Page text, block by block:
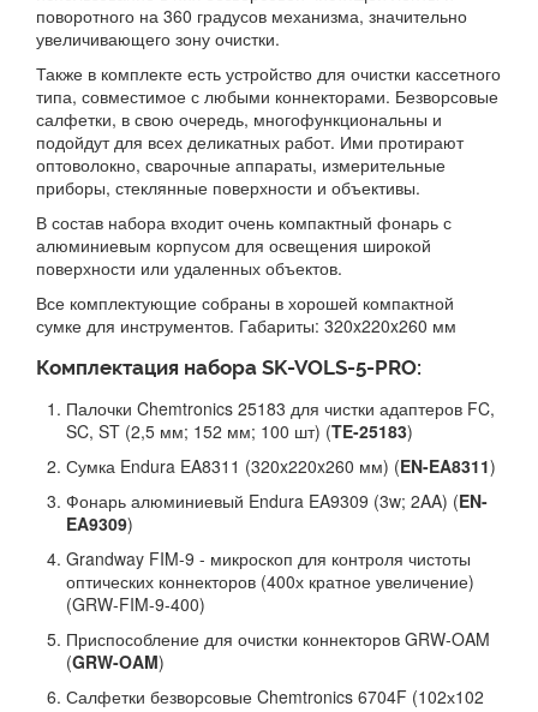
поворотного на 360 градусов механизма, значительно
увеличивающего зону очистки.
Также в комплекте есть устройство для очистки кассетного
типа, совместимое с любыми коннекторами. Безворсовые
салфетки, в свою очередь, многофункциональны и
подойдут для всех деликатных работ. Ими протирают
оптоволокно, сварочные аппараты, измерительные
приборы, стеклянные поверхности и объективы.
В состав набора входит очень компактный фонарь с
алюминиевым корпусом для освещения широкой
поверхности или удаленных объектов.
Все комплектующие собраны в хорошей компактной
сумке для инструментов. Габариты: 320x220x260 мм
Комплектация набора SK-VOLS-5-PRO:
Палочки Chemtronics 25183 для чистки адаптеров FC,
SC, ST (2,5 мм; 152 мм; 100 шт) (TE-25183)
Сумка Endura EA8311 (320x220x260 мм) (EN-EA8311)
Фонарь алюминиевый Endura EA9309 (3w; 2AA) (EN-
EA9309)
Grandway FIM-9 - микроскоп для контроля чистоты
оптических коннекторов (400х кратное увеличение)
(GRW-FIM-9-400)
Приспособление для очистки коннекторов GRW-OAM
(GRW-OAM)
Салфетки безворсовые Chemtronics 6704F (102х102